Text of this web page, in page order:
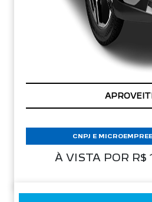
À VISTA POR R$
CNPJ E